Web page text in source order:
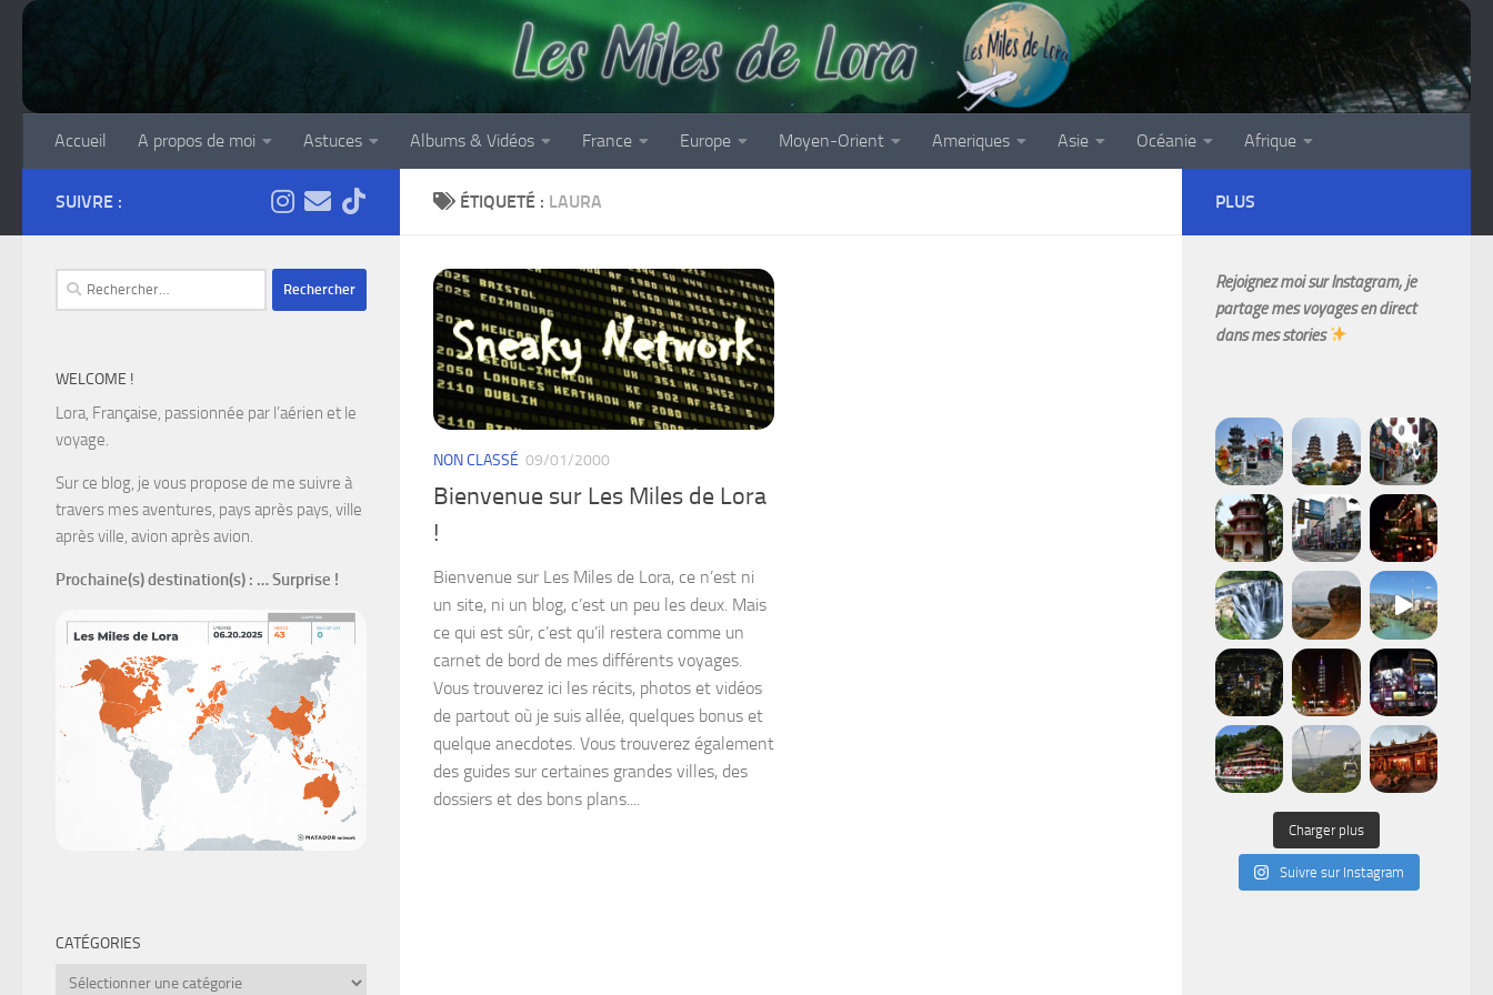
Accueil A propos de moi Astuces Albums & Vidéos France Europe Moyen-Orient Ameriques Asie Océanie Afrique
ÉTIQUETÉ : LAURA
NON CLASSÉ 09/01/2000
Bienvenue sur Les Miles de Lora
!
Bienvenue sur Les Miles de Lora, ce n’est ni
un site, ni un blog, c’est un peu les deux. Mais
ce qui est sûr, c’est qu’il restera comme un
carnet de bord de mes différents voyages.
Vous trouverez ici les récits, photos et vidéos
de partout où je suis allée, quelques bonus et
quelque anecdotes. Vous trouverez également
des guides sur certaines grandes villes, des
dossiers et des bons plans....
SUIVRE :
Rechercher :
WELCOME !
Lora, Française, passionnée par l’aérien et le
voyage.
Sur ce blog, je vous propose de me suivre à
travers mes aventures, pays après pays, ville
après ville, avion après avion.
Prochaine(s) destination(s) : … Surprise !
CATÉGORIES
Catégories
PLUS
Rejoignez moi sur Instagram, je
partage mes voyages en direct
dans mes stories
Charger plus
Suivre sur Instagram